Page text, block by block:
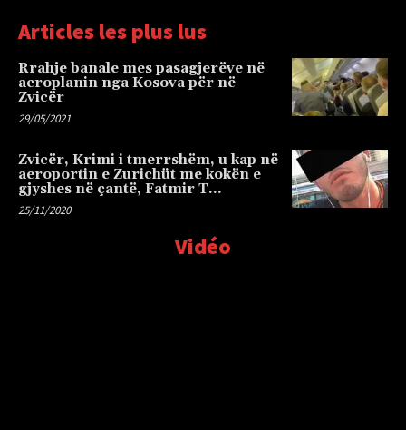
Articles les plus lus
Rrahje banale mes pasagjerëve në
aeroplanin nga Kosova për në
Zvicër
29/05/2021
Zvicër, Krimi i tmerrshëm, u kap në
aeroportin e Zurichüt me kokën e
gjyshes në çantë, Fatmir T…
25/11/2020
Vidéo